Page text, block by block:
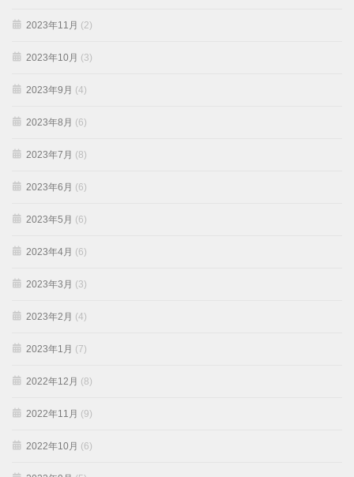
2023年11月 (2)
2023年10月 (3)
2023年9月 (4)
2023年8月 (6)
2023年7月 (8)
2023年6月 (6)
2023年5月 (6)
2023年4月 (6)
2023年3月 (3)
2023年2月 (4)
2023年1月 (7)
2022年12月 (8)
2022年11月 (9)
2022年10月 (6)